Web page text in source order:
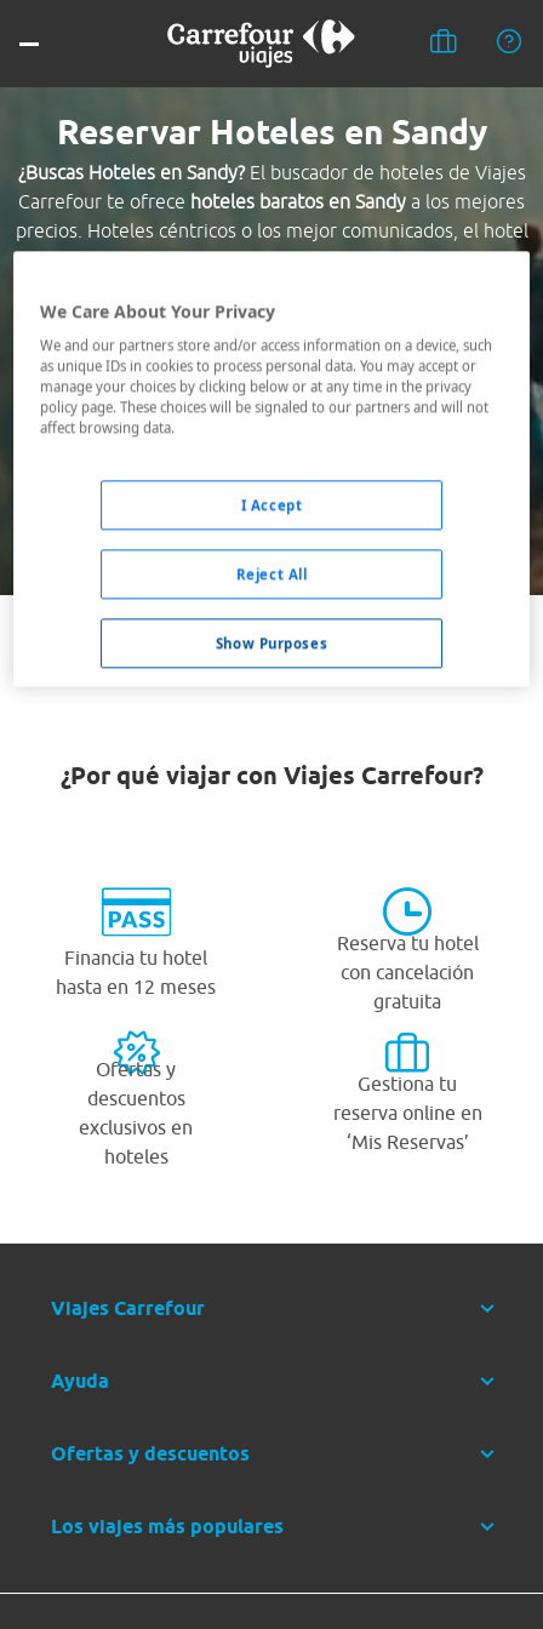
Reservar Hoteles en Sandy
¿Buscas Hoteles en Sandy?El buscador de hoteles de Viajes
Carrefour te ofrece hoteles baratos en Sandy a los mejores
precios. Hoteles céntricos o los mejor comunicados, el hotel
que busques nosotros te lo encontramos al mejor precio.
Destino *
Fechas *
10/08/2026 - 11/08/2026
Buscar
VER TODOS LOS HOTELES BARATOS EN SANDY
¿Por qué viajar con Viajes Carrefour?
Financia tu hotel
hasta en 12 meses
Reserva tu hotel
con cancelación
gratuita
Ofertas y
descuentos
exclusivos en
hoteles
Gestiona tu
reserva online en
‘Mis Reservas’
Viajes Carrefour
Ayuda
Ofertas y descuentos
Los viajes más populares
We Care About Your Privacy
We and our partners store and/or access information on a device, such
as unique IDs in cookies to process personal data. You may accept or
manage your choices by clicking below or at any time in the privacy
policy page. These choices will be signaled to our partners and will not
affect browsing data.
Show Purposes
Reject All
I Accept